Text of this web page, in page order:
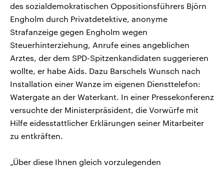
des sozialdemokratischen Oppositionsführers Björn
Engholm durch Privatdetektive, anonyme
Strafanzeige gegen Engholm wegen
Steuerhinterziehung, Anrufe eines angeblichen
Arztes, der dem SPD-Spitzenkandidaten suggerieren
wollte, er habe Aids. Dazu Barschels Wunsch nach
Installation einer Wanze im eigenen Diensttelefon:
Watergate an der Waterkant. In einer Pressekonferenz
versuchte der Ministerpräsident, die Vorwürfe mit
Hilfe eidesstattlicher Erklärungen seiner Mitarbeiter
zu entkräften.
„Über diese Ihnen gleich vorzulegenden